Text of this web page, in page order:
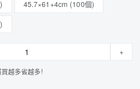
45.7×61+4cm (100個)
+
越多省越多!